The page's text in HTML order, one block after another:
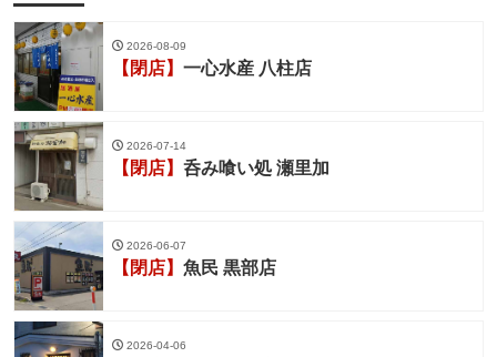
2026-08-09
【閉店】 一心水産 八柱店
2026-07-14
【閉店】 呑み喰い処 瀬里加
2026-06-07
【閉店】 魚民 黒部店
2026-04-06